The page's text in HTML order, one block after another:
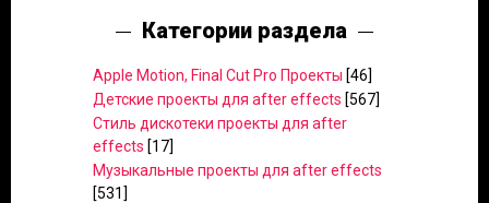
Категории раздела
Apple Motion, Final Cut Pro Проекты [46]
Детские проекты для after effects [567]
Стиль дискотеки проекты для after
effects [17]
Музыкальные проекты для after effects
[531]